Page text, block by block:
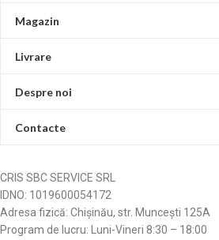
Magazin
Livrare
Despre noi
Contacte
CRIS SBC SERVICE SRL
IDNO: 1019600054172
Adresa fizică: Chișinău, str. Muncești 125A
Program de lucru: Luni-Vineri 8:30 – 18:00